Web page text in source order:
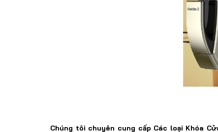
Chúng tôi chuyên cung cấp Các loại Khóa